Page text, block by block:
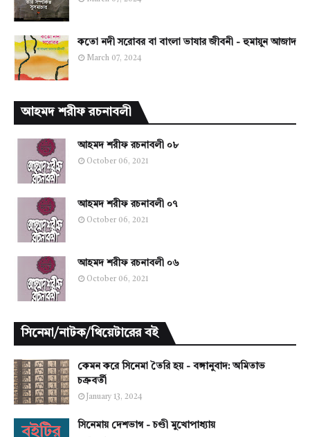
কতো নদী সরোবর বা বাংলা ভাষার জীবনী - হুমায়ুন আজাদ
March 07, 2024
আহমদ শরীফ রচনাবলী
আহমদ শরীফ রচনাবলী ০৮
October 06, 2021
আহমদ শরীফ রচনাবলী ০৭
October 06, 2021
আহমদ শরীফ রচনাবলী ০৬
October 06, 2021
সিনেমা/নাটক/থিয়েটারের বই
কেমন করে সিনেমা তৈরি হয় - বঙ্গানুবাদ: অমিতাভ
চক্রবর্তী
January 13, 2024
সিনেমায় দেশভাগ - চণ্ডী মুখোপাধ্যায়